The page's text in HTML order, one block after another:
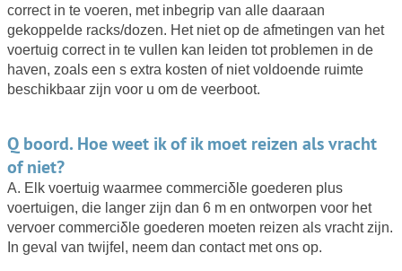
correct in te voeren, met inbegrip van alle daaraan
gekoppelde racks/dozen. Het niet op de afmetingen van het
voertuig correct in te vullen kan leiden tot problemen in de
haven, zoals een s extra kosten of niet voldoende ruimte
beschikbaar zijn voor u om de veerboot.
Q boord. Hoe weet ik of ik moet reizen als vracht
of niet?
A. Elk voertuig waarmee commerciδle goederen plus
voertuigen, die langer zijn dan 6 m en ontworpen voor het
vervoer commerciδle goederen moeten reizen als vracht zijn.
In geval van twijfel, neem dan contact met ons op.